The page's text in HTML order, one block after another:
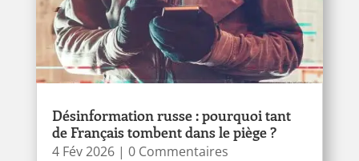
Désinformation russe : pourquoi tant
de Français tombent dans le piège ?
4 Fév 2026| 0 Commentaires